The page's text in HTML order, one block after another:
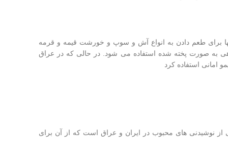
برای طعم دادن به انواع آش و سوپ و خورشت قیمه و قرمه
به صورت پخته شده استفاده می شود. در حالی که در عراق
امانی استفاده کرد
نوشیدنی های محبوب در ایران و عراق است که از آن برای